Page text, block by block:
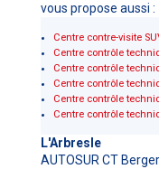
vous propose aussi :
Centre contre-visite
Centre contrôle
Centre contrôle
Centre contrôle
Centre contrôle
Centre contrôle
L'Arbresle
AUTOSUR CT